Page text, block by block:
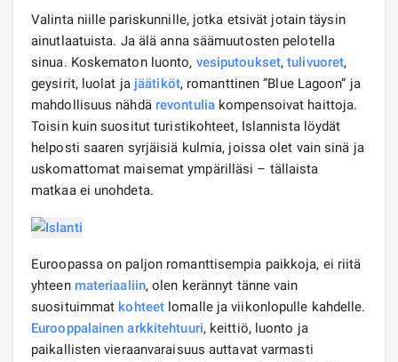
Valinta niille pariskunnille, jotka etsivät jotain täysin
ainutlaatuista. Ja älä anna säämuutosten pelotella
sinua. Koskematon luonto, vesiputoukset,tulivuoret,
geysirit, luolat ja jäätiköt, romanttinen ”Blue Lagoon” ja
mahdollisuus nähdä revontuliakompensoivat haittoja.
Toisin kuin suositut turistikohteet, Islannista löydät
helposti saaren syrjäisiä kulmia, joissa olet vain sinä ja
uskomattomat maisemat ympärilläsi – tällaista
matkaa ei unohdeta.
Euroopassa on paljon romanttisempia paikkoja, ei riitä
yhteen materiaaliin, olen kerännyt tänne vain
suosituimmat kohteet lomalle ja viikonlopulle kahdelle.
Eurooppalainen arkkitehtuuri, keittiö, luonto ja
paikallisten vieraanvaraisuus auttavat varmasti